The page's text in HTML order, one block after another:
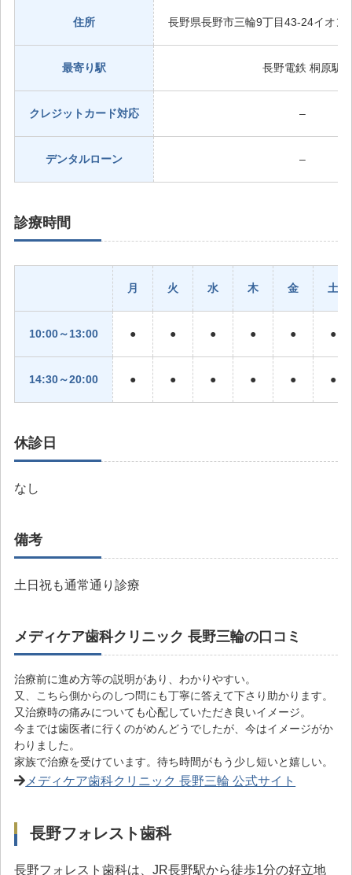
住所 長野県長野市三輪9丁目43-24イオン
最寄り駅 長野電鉄 桐原駅
クレジットカード対応 –
デンタルローン –
診療時間
月 火 水 木 金 土
10:00～13:00 ● ● ● ● ● ●
14:30～20:00 ● ● ● ● ● ●
休診日
なし
備考
土日祝も通常通り診療
メディケア歯科クリニック 長野三輪の口コミ
治療前に進め方等の説明があり、わかりやすい。
又、こちら側からのしつ問にも丁寧に答えて下さり助かります。
又治療時の痛みについても心配していただき良いイメージ。
今までは歯医者に行くのがめんどうでしたが、今はイメージがか
わりました。
家族で治療を受けています。待ち時間がもう少し短いと嬉しい。
メディケア歯科クリニック 長野三輪 公式サイト
長野フォレスト歯科
長野フォレスト歯科は、JR長野駅から徒歩1分の好立地